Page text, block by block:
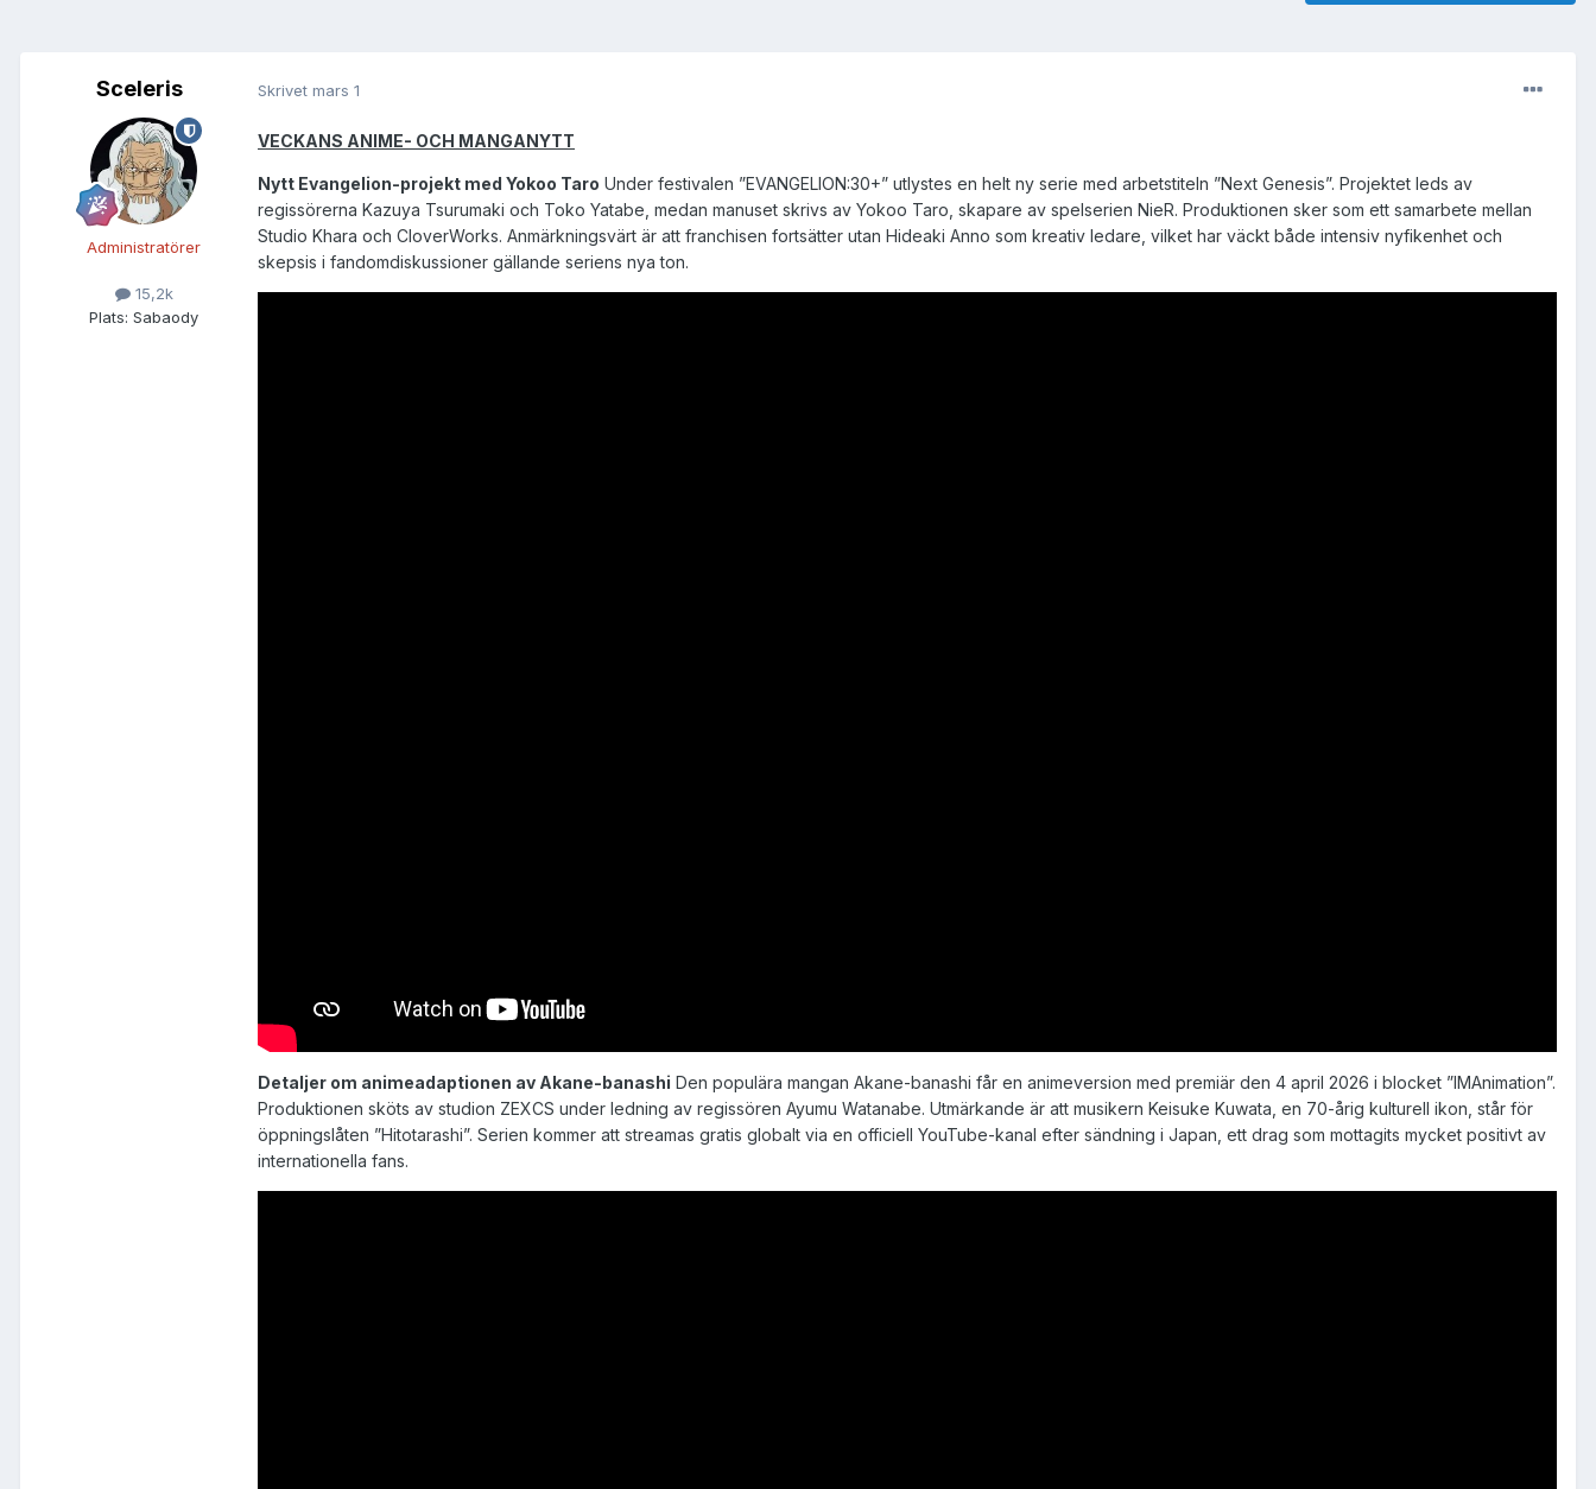
Sceleris
Administratörer
15,2k
Plats: Sabaody
Skrivet mars 1
VECKANS ANIME- OCH MANGANYTT
Nytt Evangelion-projekt med Yokoo Taro Under festivalen ”EVANGELION:30+” utlystes en helt ny serie med arbetstiteln ”Next Genesis”. Projektet leds av
regissörerna Kazuya Tsurumaki och Toko Yatabe, medan manuset skrivs av Yokoo Taro, skapare av spelserien NieR. Produktionen sker som ett samarbete mellan
Studio Khara och CloverWorks. Anmärkningsvärt är att franchisen fortsätter utan Hideaki Anno som kreativ ledare, vilket har väckt både intensiv nyfikenhet och
skepsis i fandomdiskussioner gällande seriens nya ton.
Detaljer om animeadaptionen av Akane-banashi Den populära mangan Akane-banashi får en animeversion med premiär den 4 april 2026 i blocket ”IMAnimation”.
Produktionen sköts av studion ZEXCS under ledning av regissören Ayumu Watanabe. Utmärkande är att musikern Keisuke Kuwata, en 70-årig kulturell ikon, står för
öppningslåten ”Hitotarashi”. Serien kommer att streamas gratis globalt via en officiell YouTube-kanal efter sändning i Japan, ett drag som mottagits mycket positivt av
internationella fans.